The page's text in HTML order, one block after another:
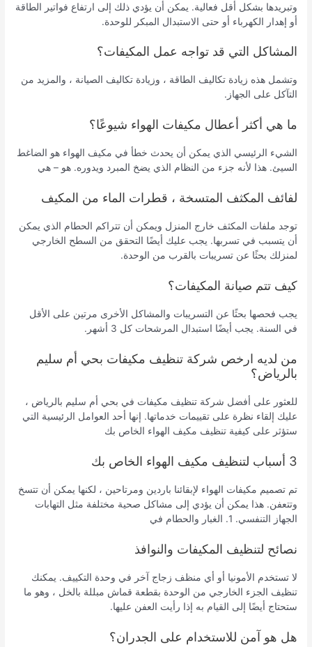
وتبريدها بشكل أقل فعالية. يمكن أن يؤدي ذلك إلى ارتفاع فواتير الطاقة
أو إهدار الكهرباء أو حتى الاستبدال المبكر للوحدة.
المشاكل التي قد تواجه عمل المكيفات؟
وتشمل هذه زيادة تكاليف الطاقة ، وزيادة تكاليف الصيانة ، والمزيد من
التآكل على الجهاز.
ما هي أكثر أعطال مكيفات الهواء شيوعًا؟
الشيء الرئيسي الذي يمكن أن يحدث خطأ في مكيف الهواء هو الضاغط
السيئ. هذا لأنه جزء من النظام الذي يضخ المبرد ويدوره. هو – هي
لفائف المكثف المتسخة ، قطرات الماء من المكيف
توجد ملفات المكثف خارج المنزل ويمكن أن تتراكم الحطام الذي يمكن
أن يتسبب في تسربها. يجب عليك أيضًا التحقق من السطح الخارجي
لمنزلك بحثًا عن تسريبات بالقرب من الوحدة.
كيف تتم صيانة المكيفات؟
يجب فحصها بحثًا عن التسريبات والمشاكل الأخرى مرتين على الأقل
في السنة. يجب أيضًا استبدال المرشحات كل 3 أشهر.
من لديه ارخص شركة تنظيف مكيفات بحي أم سليم
بالرياض؟
للعثور على أفضل شركة تنظيف مكيفات في بحي أم سليم بالرياض ،
عليك إلقاء نظرة على تقييمات خدماتها. إنها أحد العوامل الرئيسية التي
ستؤثر على كيفية تنظيف مكيف الهواء الخاص بك
3 أسباب لتنظيف مكيف الهواء الخاص بك
تم تصميم مكيفات الهواء لإبقائنا باردين ومرتاحين ، لكنها يمكن أن تتسخ
وتتعفن. هذا يمكن أن يؤدي إلى مشاكل صحية مختلفة مثل التهابات
الجهاز التنفسي. 1. الغبار والحطام في
نصائح لتنظيف المكيفات والنوافذ
لا تستخدم الأمونيا أو أي منظف زجاج آخر في وحدة التكييف. يمكنك
تنظيف الجزء الخارجي من الوحدة بقطعة قماش مبللة بالخل ، وهو ما
ستحتاج أيضًا إلى القيام به إذا رأيت العفن عليها.
هل هو آمن للاستخدام على الجدران؟